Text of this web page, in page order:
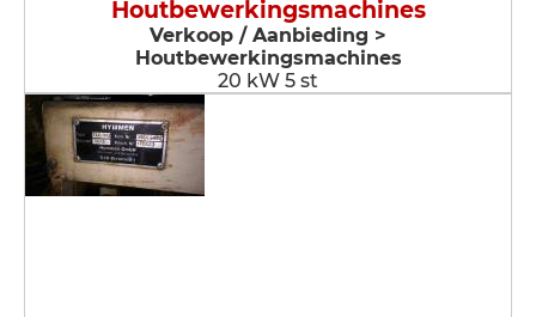
Houtbewerkingsmachines
Verkoop / Aanbieding >
Houtbewerkingsmachines
20 kW 5 st